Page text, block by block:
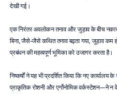
देखी गई।
एक निरंतर अवलोकन तनाव और जुड़ाव के बीच
बिना, जैसे-जैसे कथित तनाव बढ़ता गया, जुड़ाव कम
प्रबंधन की महत्वपूर्ण भूमिका को उजागर करता है।
निष्कर्षों ने यह भी प्रदर्शित किया कि नए
प्राकृतिक रोशनी और एर्गोनोमिक वर्कस्टेशन—ने